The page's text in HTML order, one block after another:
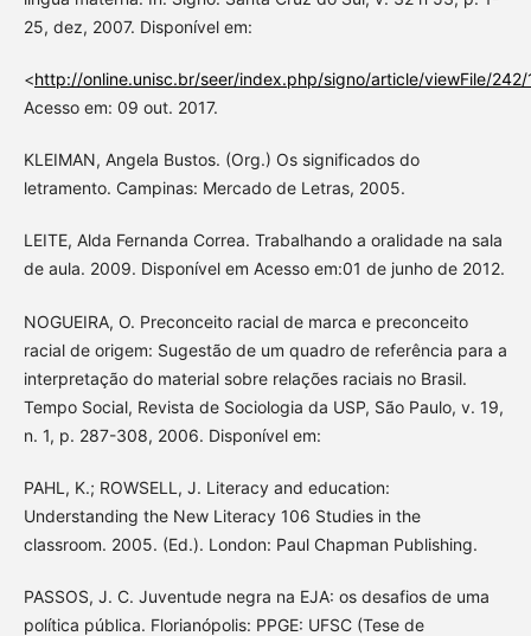
25, dez, 2007. Disponível em:
<http://online.unisc.br/seer/index.php/signo/article/viewFile/242/
Acesso em: 09 out. 2017.
KLEIMAN, Angela Bustos. (Org.) Os significados do
letramento. Campinas: Mercado de Letras, 2005.
LEITE, Alda Fernanda Correa. Trabalhando a oralidade na sala
de aula. 2009. Disponível em Acesso em:01 de junho de 2012.
NOGUEIRA, O. Preconceito racial de marca e preconceito
racial de origem: Sugestão de um quadro de referência para a
interpretação do material sobre relações raciais no Brasil.
Tempo Social, Revista de Sociologia da USP, São Paulo, v. 19,
n. 1, p. 287-308, 2006. Disponível em:
PAHL, K.; ROWSELL, J. Literacy and education:
Understanding the New Literacy 106 Studies in the
classroom. 2005. (Ed.). London: Paul Chapman Publishing.
PASSOS, J. C. Juventude negra na EJA: os desafios de uma
política pública. Florianópolis: PPGE: UFSC (Tese de